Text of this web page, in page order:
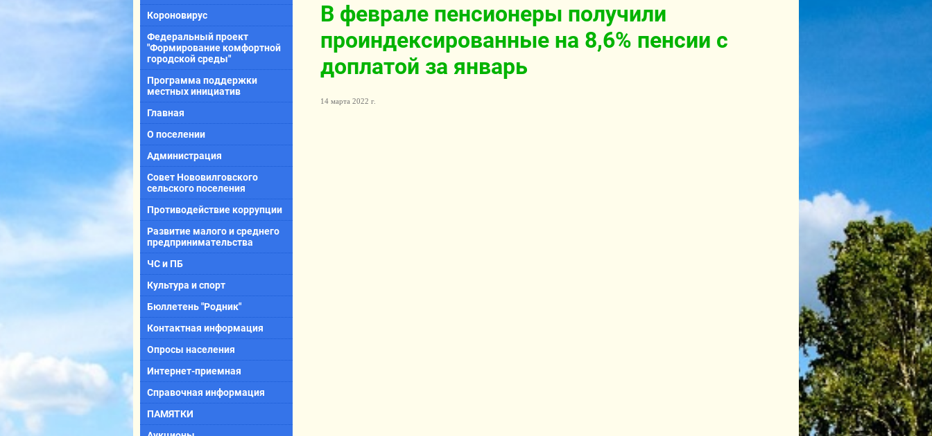
Короновирус
Федеральный проект
"Формирование комфортной
городской среды"
Программа поддержки
местных инициатив
Главная
О поселении
Администрация
Совет Нововилговского
сельского поселения
Противодействие коррупции
Развитие малого и среднего
предпринимательства
ЧС и ПБ
Культура и спорт
Бюллетень "Родник"
Контактная информация
Опросы населения
Интернет-приемная
Справочная информация
ПАМЯТКИ
В феврале пенсионеры получили
проиндексированные на 8,6% пенсии с
доплатой за январь
14 марта 2022 г.